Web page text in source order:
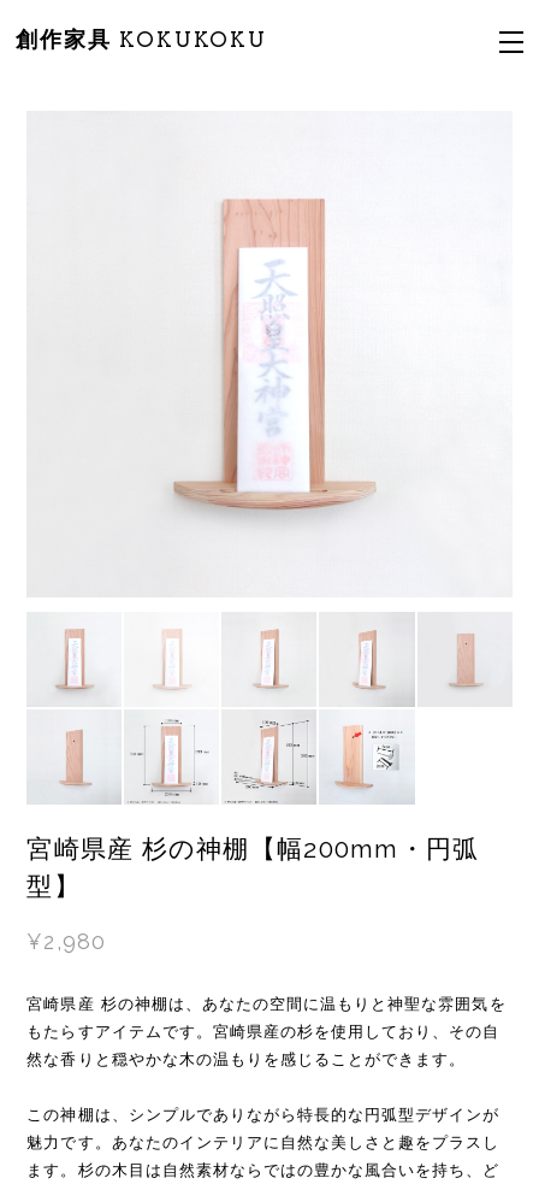
創作家具 KOKUKOKU
宮崎県産 杉の神棚【幅200mm・円弧
型】
¥2,980
宮崎県産 杉の神棚は、あなたの空間に温もりと神聖な雰囲気を
もたらすアイテムです。宮崎県産の杉を使用しており、その自
然な香りと穏やかな木の温もりを感じることができます。
この神棚は、シンプルでありながら特長的な円弧型デザインが
魅力です。あなたのインテリアに自然な美しさと趣をプラスし
ます。杉の木目は自然素材ならではの豊かな風合いを持ち、ど